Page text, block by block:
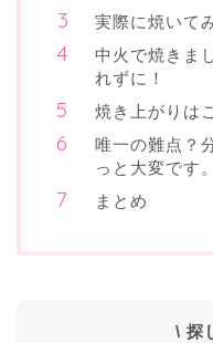
実際に焼いて
中火で焼きま
れずに！
焼き上がりは
唯一の難点？
っと大変です。
まとめ
\ 探